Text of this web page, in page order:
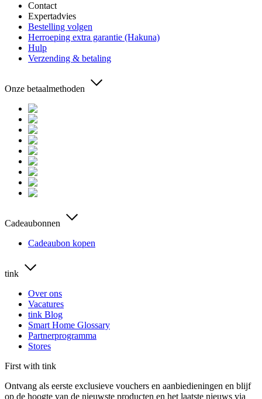
Contact
Expertadvies
Bestelling volgen
Herroeping extra garantie (Hakuna)
Hulp
Verzending & betaling
Onze betaalmethoden
Cadeaubonnen
Cadeaubon kopen
tink
Over ons
Vacatures
tink Blog
Smart Home Glossary
Partnerprogramma
Stores
First with tink
Ontvang als eerste exclusieve vouchers en aanbiedieningen en blijf
op de hoogte van de nieuwste producten en het laatste nieuws via